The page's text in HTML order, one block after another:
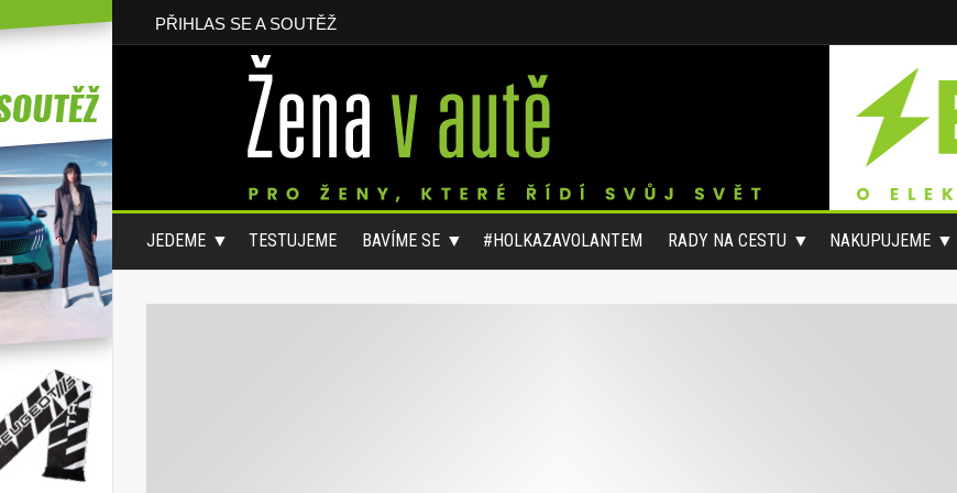
PŘIHLAS SE A SOUTĚŽ
JEDEME TESTUJEME BAVÍME SE #HOLKAZAVOLANTEM RADY NA CESTU NAKUPUJEME